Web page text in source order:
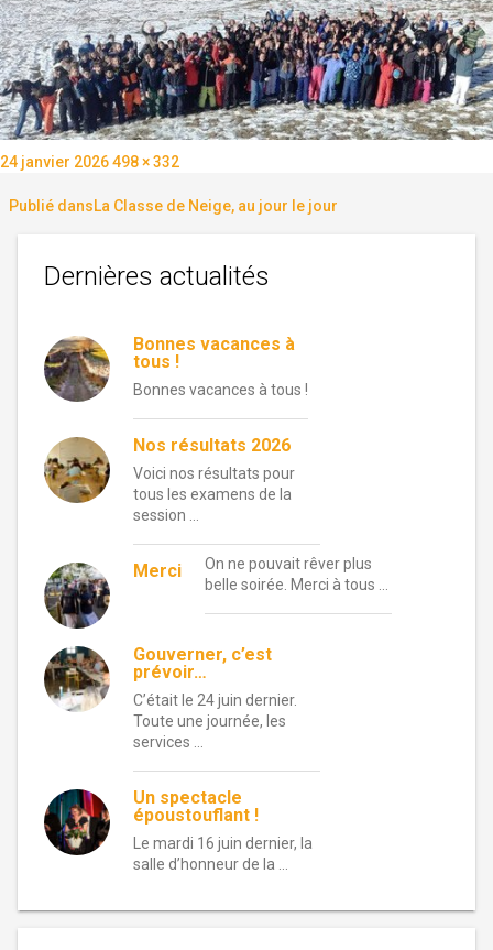
Publié
24 janvier 2026Taille
498 × 332
Navigation
de
l’article
Publié dansLa Classe de Neige, au jour le jour
Dernières actualités
Bonnes vacances à
tous !
Bonnes vacances à tous !
Nos résultats 2026
Voici nos résultats pour
tous les examens de la
session …
Merci
On ne pouvait rêver plus
belle soirée. Merci à tous …
Gouverner, c’est
prévoir…
C’était le 24 juin dernier.
Toute une journée, les
services …
Un spectacle
époustouflant !
Le mardi 16 juin dernier, la
salle d’honneur de la …